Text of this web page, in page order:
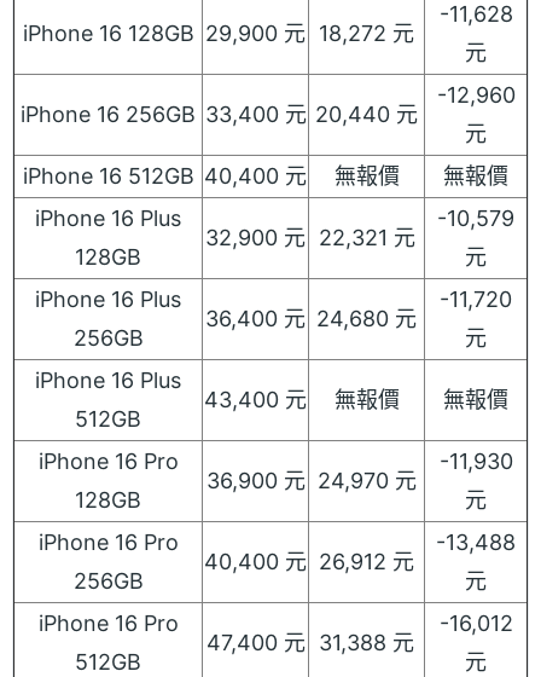
iPhone 16 128GB 29,900 元 18,272 元
-11,628
元
iPhone 16 256GB 33,400 元 20,440 元
-12,960
元
iPhone 16 512GB 40,400 元 無報價
無報價
iPhone 16 Plus
128GB
32,900 元 22,321 元
-10,579
元
iPhone 16 Plus
256GB
36,400 元 24,680 元
-11,720
元
iPhone 16 Plus
512GB
43,400 元 無報價 無報價
iPhone 16 Pro
128GB
36,900 元 24,970 元
-11,930
元
iPhone 16 Pro
256GB
40,400 元 26,912 元
-13,488
元
iPhone 16 Pro
512GB
47,400 元 31,388 元
-16,012
元